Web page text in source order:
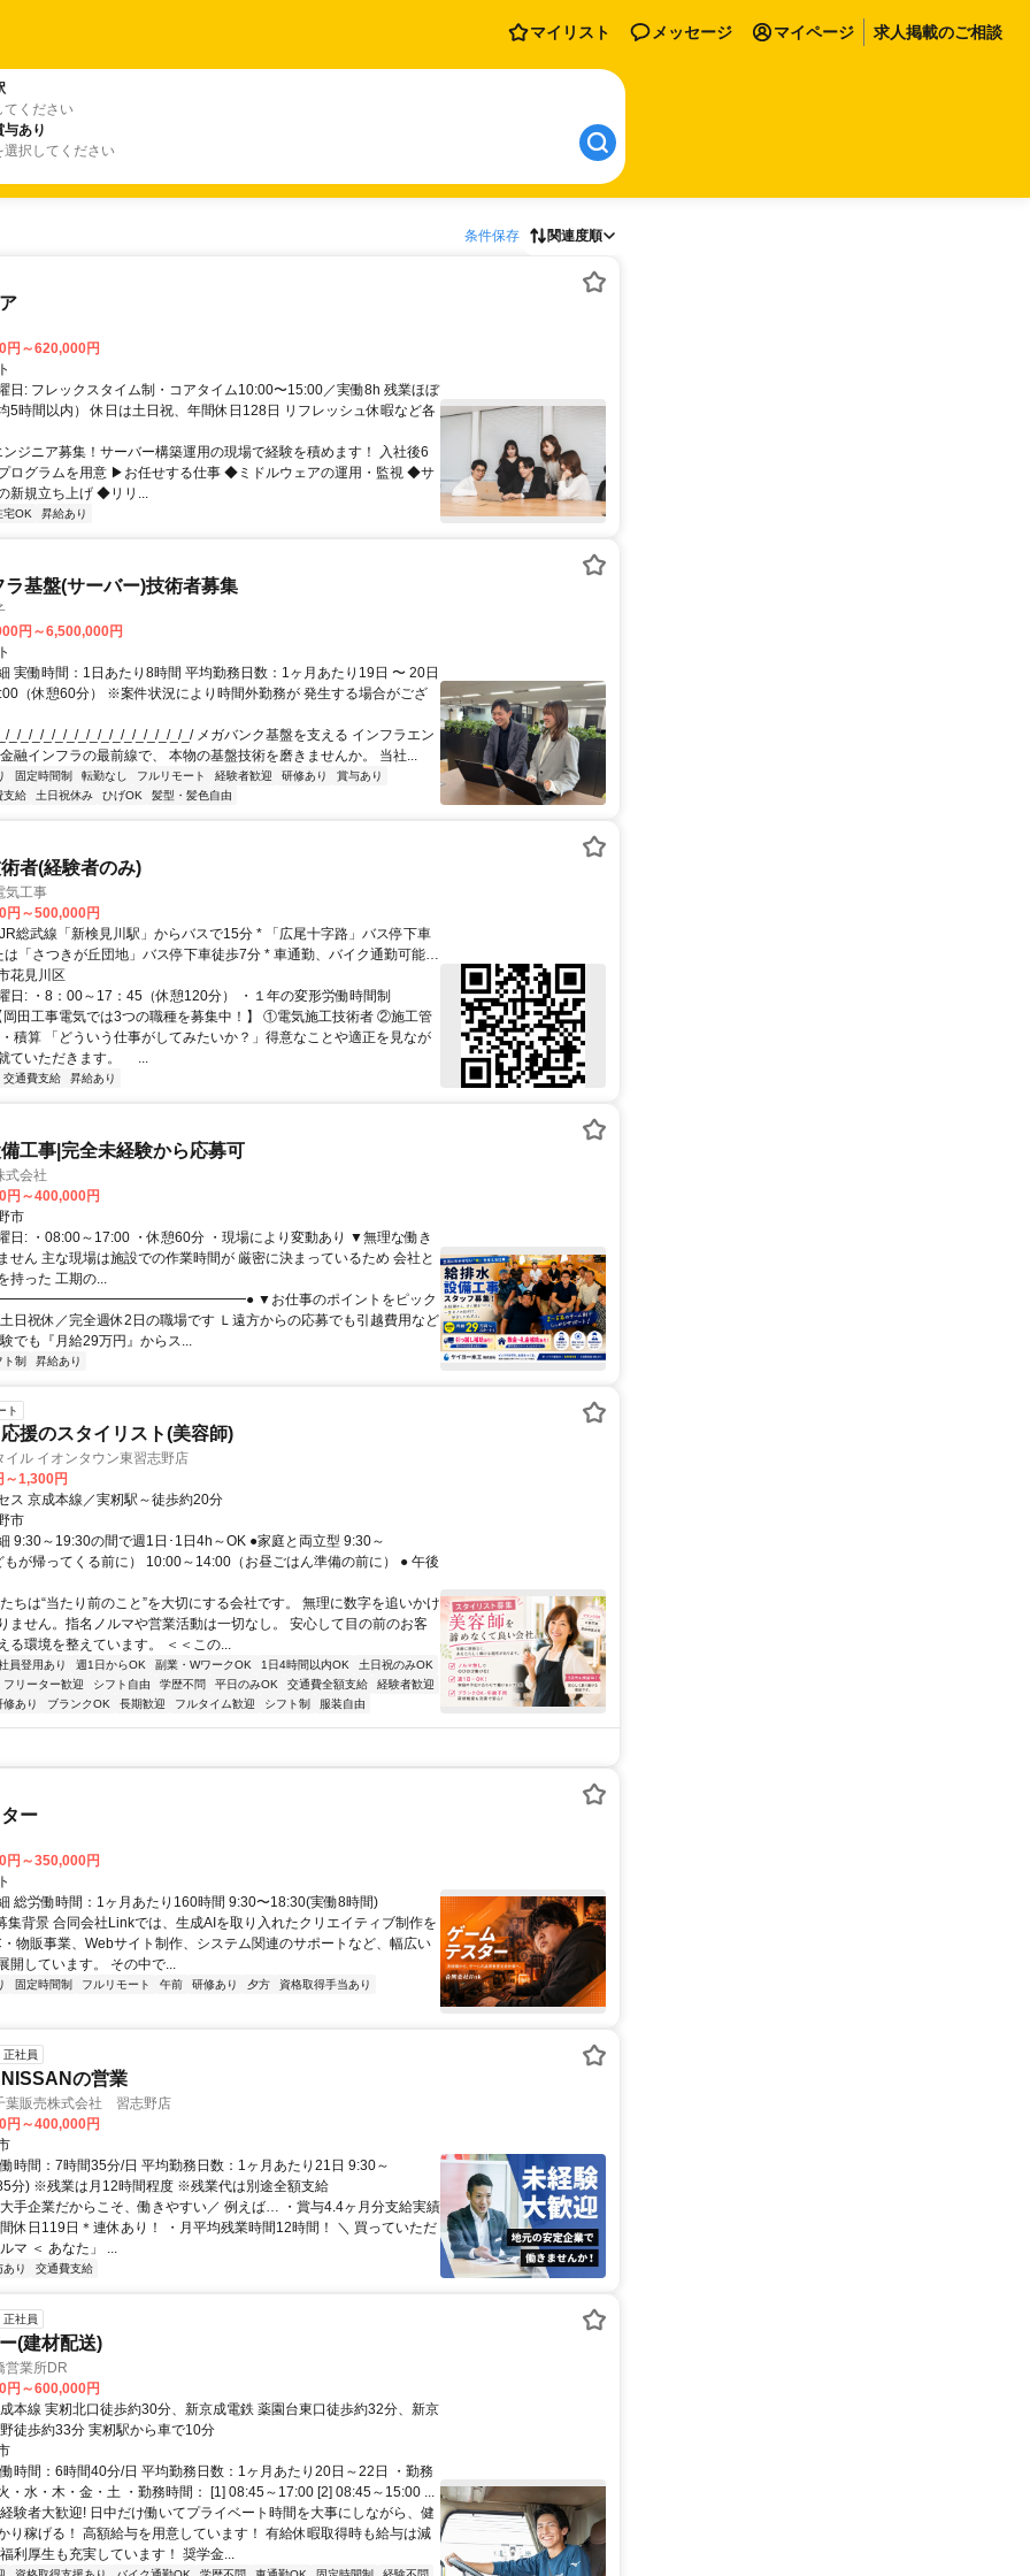
マイリスト メッセージ マイページ 求人掲載のご相談
てください
あり
選択してください
条件保存 関連度順
円～620,000円
日: フレックスタイム制・コアタイム10:00〜15:00／実働8h 残業ほぼ
5時間以内） 休日は土日祝、年間休日128日 リフレッシュ休暇など各
ジニア募集！サーバー構築運用の現場で経験を積めます！ 入社後6
ログラムを用意 ▶お任せする仕事 ◆ミドルウェアの運用・監視 ◆サ
新規立ち上げ ◆リリ...
宅OK 昇給あり
ラ基盤(サーバー)技術者募集
円～6,500,000円
実働時間：1日あたり8時間 平均勤務日数：1ヶ月あたり19日 〜 20日
（休憩60分） ※案件状況により時間外勤務が 発生する場合がござ
_/_/_/_/_/_/_/_/_/_/_/_/_/_/_/_/ メガバンク基盤を支える インフラエン
融インフラの最前線で、 本物の基盤技術を磨きませんか。 当社...
固定時間制 転勤なし フルリモート 経験者歓迎 研修あり
賞与あり
支給
土日祝休み ひげOK 髪型・髪色自由
者(経験者のみ)
気工事
円～500,000円
は「さつきが丘団地」バス停下車徒歩7分 * 車通勤、バイク通勤可能
あり）
花見川区
日: ・8：00～17：45（休憩120分） ・１年の変形労働時間制
岡田工事電気では3つの職種を募集中！】 ①電気施工技術者 ②施工管
積算 「どういう仕事がしてみたいか？」得意なことや適正を見なが
ていただきます。 ...
交通費支給 昇給あり
工事|完全未経験から応募可
式会社
円～400,000円
市
日: ・08:00～17:00 ・休憩60分 ・現場により変動あり ▼無理な働き
せん 主な現場は施設での作業時間が 厳密に決まっているため 会社と
持った 工期の...
●━━━━━━━━━━━━━━━━━━● ▼お仕事のポイントをピック
日祝休／完全週休2日の職場です Ｌ遠方からの応募でも引越費用など
でも『月給29万円』からス...
ト制 昇給あり
ト
援のスタイリスト(美容師)
イル イオンタウン東習志野店
1,300円
ス 京成本線／実籾駅～徒歩約20分
市
9:30～19:30の間で週1日･1日4h～OK ●家庭と両立型 9:30～
が帰ってくる前に） 10:00～14:00（お昼ごはん準備の前に） ● 午後
ちは“当たり前のこと”を大切にする会社です。 無理に数字を追いかけ
ません。指名ノルマや営業活動は一切なし。 安心して目の前のお客
る環境を整えています。 ＜＜この...
員登用あり 週1日からOK 副業・WワークOK 1日4時間以内OK
土日祝のみOK
フリーター歓迎
シフト自由 学歴不問 平日のみOK 交通費全額支給
経験者歓迎
修あり
ブランクOK 長期歓迎 フルタイム歓迎 シフト制 服装自由
ー
円～350,000円
総労働時間：1ヶ月あたり160時間 9:30〜18:30(実働8時間)
集背景 合同会社Linkでは、生成AIを取り入れたクリエイティブ制作を
物販事業、Webサイト制作、システム関連のサポートなど、幅広い
開しています。 その中で...
固定時間制 フルリモート 午前 研修あり 夕方 資格取得手当あり
正社員
の営業
葉販売株式会社 習志野店
円～400,000円
時間：7時間35分/日 平均勤務日数：1ヶ月あたり21日 9:30～
分) ※残業は月12時間程度 ※残業代は別途全額支給
手企業だからこそ、働きやすい／ 例えば… ・賞与4.4ヶ月分支給実績
休日119日＊連休あり！ ・月平均残業時間12時間！ ＼ 買っていただ
マ ＜ あなた」 ...
あり 交通費支給
正社員
(建材配送)
業所DR
円～600,000円
本線 実籾北口徒歩約30分、新京成電鉄 薬園台東口徒歩約32分、新京
徒歩約33分 実籾駅から車で10分
時間：6時間40分/日 平均勤務日数：1ヶ月あたり20日～22日 ・勤務
・水・木・金・土 ・勤務時間： [1] 08:45～17:00 [2] 08:45～15:00 ...
験者大歓迎! 日中だけ働いてプライベート時間を大事にしながら、健
り稼げる！ 高額給与を用意しています！ 有給休暇取得時も給与は減
利厚生も充実しています！ 奨学金...